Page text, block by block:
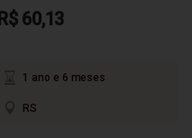
R$ 60,13
1 ano e 6 meses
RS